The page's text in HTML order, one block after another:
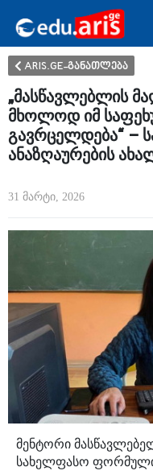
განათლება
ARIS.GE-განათლება
„მასწავლებლის
მხოლოდ იმ
გავრცელდება“ –
ანაზღაურების
31 მარტი, 2026
მენტორი
სახელფასო